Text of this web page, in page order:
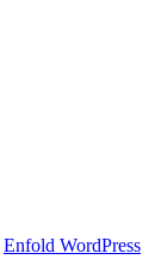
Enfold WordPress